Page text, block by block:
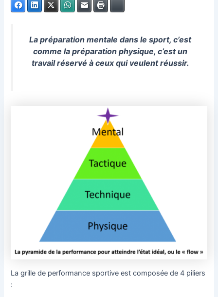
FacebookLinkedIn WhatsApp
E-mail
La préparation mentale dans le sport, c’est
comme la préparation physique, c’est un
travail réservé à ceux qui veulent réussir.
La grille de performance sportive est composée de 4 piliers
: